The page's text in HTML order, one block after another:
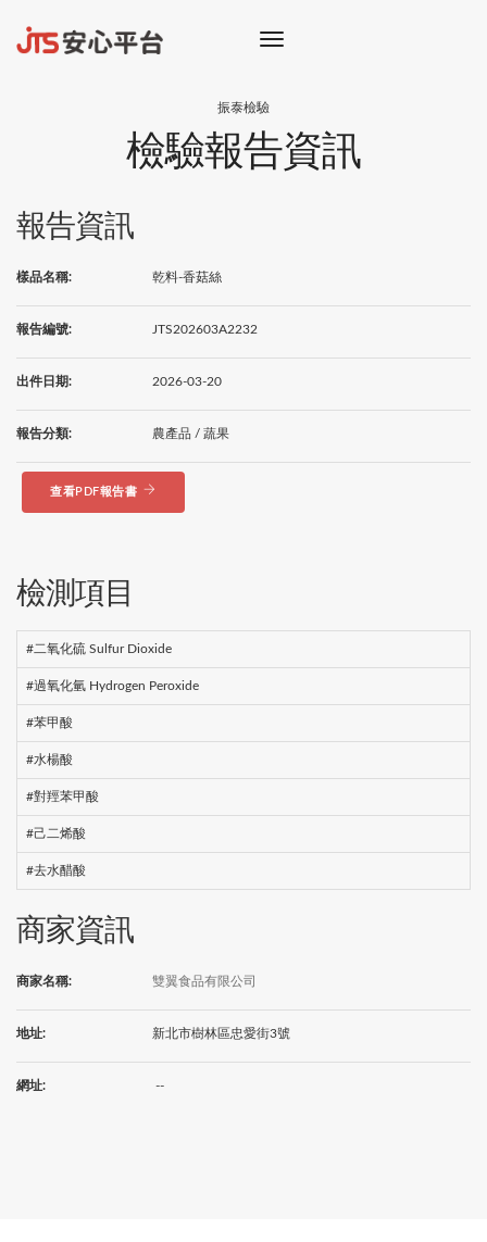
toggle
振泰檢驗
檢驗報告資訊
報告資訊
樣品名稱: 乾料-香菇絲
報告編號: JTS202603A2232
出件日期: 2026-03-20
報告分類: 農產品 / 蔬果
查看PDF報告書
檢測項目
#二氧化硫 Sulfur Dioxide
#過氧化氫 Hydrogen Peroxide
#苯甲酸
#水楊酸
#對羥苯甲酸
#己二烯酸
#去水醋酸
商家資訊
商家名稱: 雙翼食品有限公司
地址: 新北市樹林區忠愛街3號
網址: --